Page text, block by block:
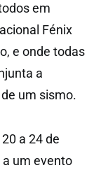
em
Fénix
e onde todas
a
um sismo.
a 24 de
a um evento